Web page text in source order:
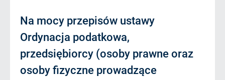
Na mocy przepisów ustawy
Ordynacja podatkowa,
przedsiębiorcy (osoby prawne oraz
osoby fizyczne prowadzące